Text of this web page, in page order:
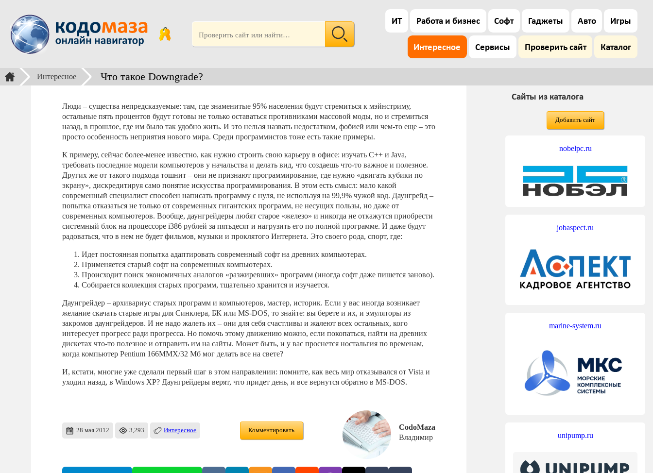
ИТ Работа и бизнес Софт Гаджеты Авто Игры
Интересное Сервисы Проверить сайт Каталог
Интересное Что такое Downgrade?
Люди – существа непредсказуемые: там, где знаменитые 95% населения будут стремиться к мэйнстриму,
остальные пять процентов будут готовы не только оставаться противниками массовой моды, но и стремиться
назад, в прошлое, где им было так удобно жить. И это нельзя назвать недостатком, фобией или чем-то еще – это
просто особенность неприятия нового мира. Среди программистов тоже есть такие примеры.
К примеру, сейчас более-менее известно, как нужно строить свою карьеру в офисе: изучать C++ и Java,
требовать последние модели компьютеров у начальства и делать вид, что создаешь что-то важное и полезное.
Других же от такого подхода тошнит – они не признают программирование, где нужно «двигать кубики по
экрану», дискредитируя само понятие искусства программирования. В этом есть смысл: мало какой
современный специалист способен написать программу с нуля, не используя на 99,9% чужой код. Даунгрейд –
попытка отказаться не только от современных гигантских программ, не несущих пользы, но даже от
современных компьютеров. Вообще, даунгрейдеры любят старое «железо» и никогда не откажутся приобрести
системный блок на процессоре i386 рублей за пятьдесят и нагрузить его по полной программе. И даже будут
радоваться, что в нем не будет фильмов, музыки и проклятого Интернета. Это своего рода, спорт, где:
Идет постоянная попытка адаптировать современный софт на древних компьютерах.
Применяется старый софт на современных компьютерах.
Происходит поиск экономичных аналогов «разжиревших» программ (иногда софт даже пишется заново).
Собирается коллекция старых программ, тщательно хранится и изучается.
Даунгрейдер – архивариус старых программ и компьютеров, мастер, историк. Если у вас иногда возникает
желание скачать старые игры для Синклера, БК или MS-DOS, то знайте: вы берете и их, и эмуляторы из
закромов даунгрейдеров. И не надо жалеть их – они для себя счастливы и жалеют всех остальных, кого
интересует прогресс ради прогресса. Но помочь этому движению можно, если покопаться, найти на древних
дискетах что-то полезное и отправить им на сайты. Может быть, и у вас проснется ностальгия по временам,
когда компьютер Pentium 166MMX/32 Мб мог делать все на свете?
И, кстати, многие уже сделали первый шаг в этом направлении: помните, как весь мир отказывался от Vista и
уходил назад, в Windows XP? Даунгрейдеры верят, что придет день, и все вернутся обратно в MS-DOS.
28 мая 2012 3,293 Интересное Комментировать
CodoMaza
Владимир
Сайты из каталога
Добавить сайт
nobelpc.ru
jobaspect.ru
marine-system.ru
unipump.ru